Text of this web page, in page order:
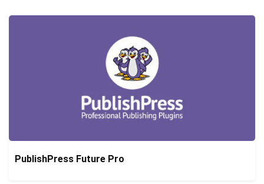
PublishPress Future Pro